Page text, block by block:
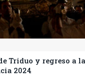
Triduo y regreso a
2024